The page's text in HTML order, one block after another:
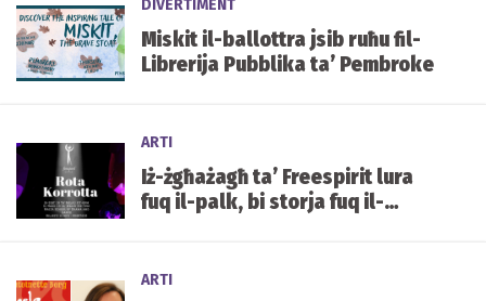
DIVERTIMENT
Miskit il-ballottra jsib ruħu fil-
Librerija Pubblika ta’ Pembroke
ARTI
Iż-żgħażagħ ta’ Freespirit lura
fuq il-palk, bi storja fuq il-
ARTI